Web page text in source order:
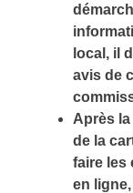
local, il
avis de
Après
de la
faire les
en